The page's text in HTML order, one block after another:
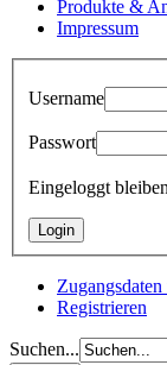
Produkte &
Impressum
Username
Passwort
Eingeloggt bleiben
Zugangsdaten
Registrieren
Suchen...